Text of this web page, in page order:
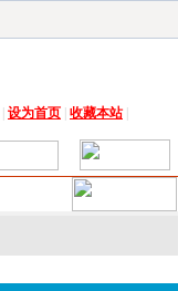
设为首页 收藏本站|